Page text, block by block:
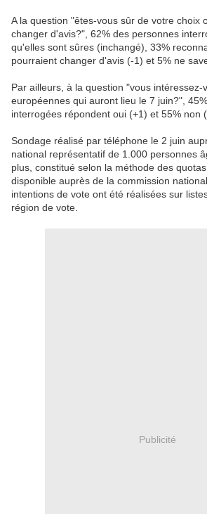
A la question "êtes-vous sûr de votre choix
changer d'avis?", 62% des personnes
qu'elles sont sûres (inchangé), 33%
pourraient changer d'avis (-1) et 5% ne
Par ailleurs, à la question "vous intéressez-
européennes qui auront lieu le 7 juin?",
interrogées répondent oui (+1) et 55% non
Sondage réalisé par téléphone le 2 juin
national représentatif de 1.000 personnes
plus, constitué selon la méthode des
disponible auprès de la commission
intentions de vote ont été réalisées sur
région de vote.
Publicité